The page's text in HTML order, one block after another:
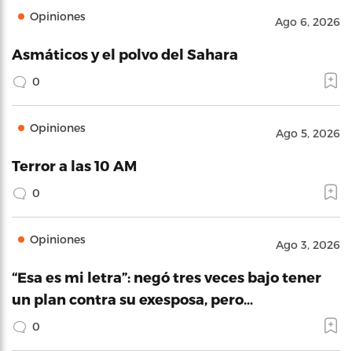
Opiniones Ago 6, 2026
Asmáticos y el polvo del Sahara
0
Opiniones Ago 5, 2026
Terror a las 10 AM
0
Opiniones Ago 3, 2026
“Esa es mi letra”: negó tres veces bajo tener
un plan contra su exesposa, pero…
0